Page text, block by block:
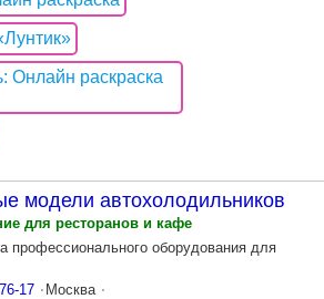
модели автохолодильников
для ресторанов и кафе
профессионального оборудования для
17 Москва